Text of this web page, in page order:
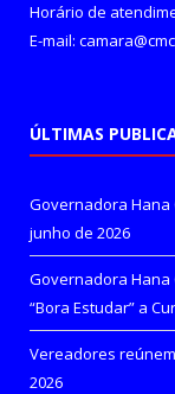
Horário de
E-mail:
ÚLTIMAS
Governadora Hana
junho de 2026
Governadora Hana
“Bora Estudar” a
Vereadores
2026